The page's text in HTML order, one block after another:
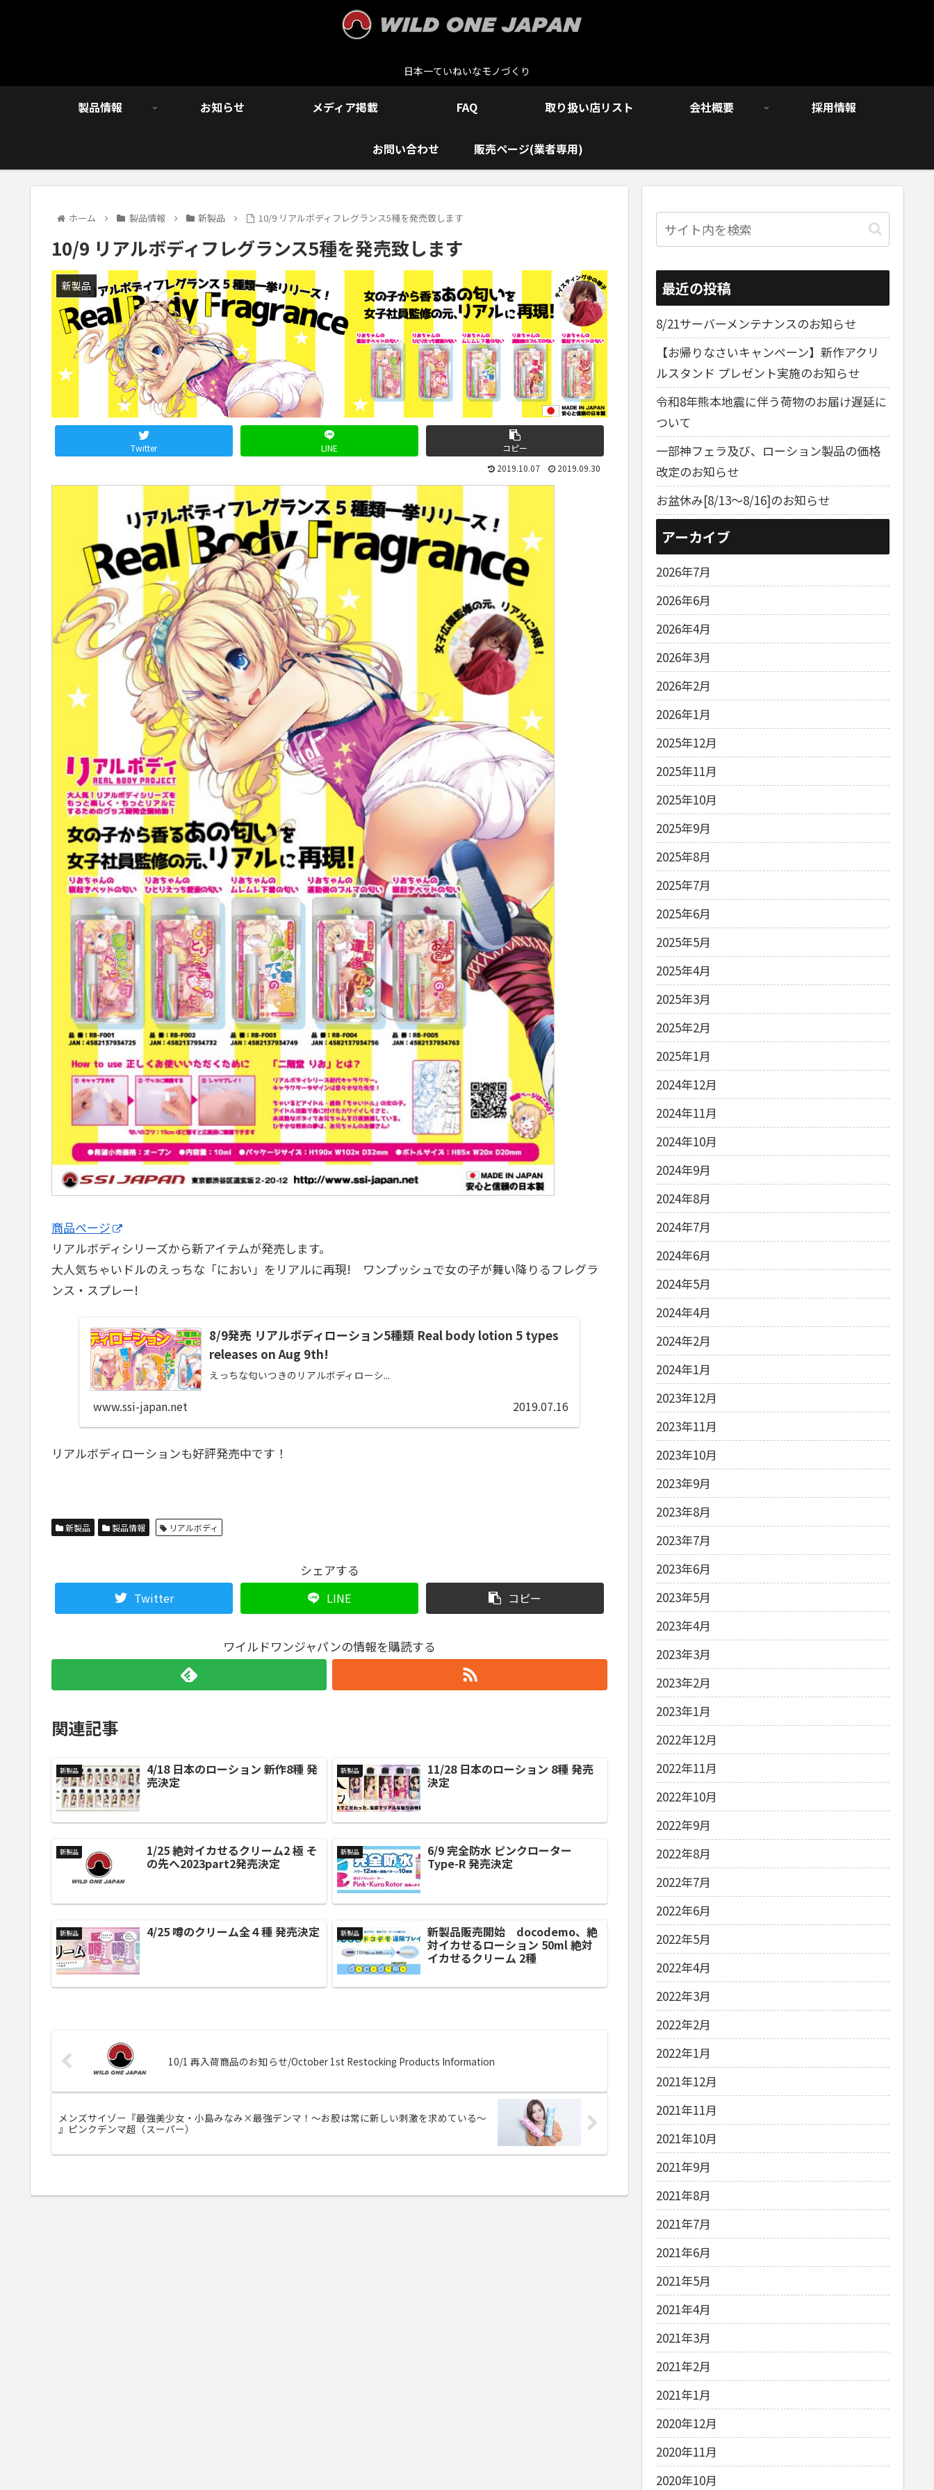
日本一ていねいなモノづくり
製品情報 お知らせ メディア掲載 FAQ 取り扱い店リスト 会社概要 採用情報
お問い合わせ 販売ページ(業者専用)
ホーム 製品情報 新製品 10/9 リアルボディフレグランス5種を発売致します
10/9 リアルボディフレグランス5種を発売致します
新製品
Twitter LINE
コピー
2019.10.07
2019.09.30
商品ページ
リアルボディシリーズから新アイテムが発売します。
大人気ちゃいドルのえっちな「におい」をリアルに再現! ワンプッシュで女の子が舞い降りるフレグラ
ンス・スプレー!
8/9発売 リアルボディローション5種類 Real body lotion 5 types
releases on Aug 9th!
えっちな匂いつきのリアルボディローシ...
www.ssi-japan.net 2019.07.16
リアルボディローションも好評発売中です！
新製品 製品情報 リアルボディ
シェアする
Twitter LINE コピー
ワイルドワンジャパンの情報を購読する
関連記事
新製品 4/18 日本のローション 新作8種 発
売決定
新製品 11/28 日本のローション 8種 発売
決定
新製品 1/25 絶対イカせるクリーム2 極 そ
の先へ2023part2発売決定
新製品 6/9 完全防水 ピンクローター
Type-R 発売決定
新製品 4/25 噂のクリーム全４種 発売決定 新製品 新製品販売開始 docodemo、絶
対イカせるローション 50ml 絶対
イカせるクリーム 2種
10/1 再入荷商品のお知らせ/October 1st Restocking Products Information
メンズサイゾー『最強美少女・小島みなみ×最強デンマ！～お股は常に新しい刺激を求めている～
』ピンクデンマ超（スーパー）
最近の投稿
8/21サーバーメンテナンスのお知らせ
【お帰りなさいキャンペーン】新作アクリ
ルスタンド プレゼント実施のお知らせ
令和8年熊本地震に伴う荷物のお届け遅延に
ついて
一部神フェラ及び、ローション製品の価格
改定のお知らせ
お盆休み[8/13～8/16]のお知らせ
アーカイブ
2026年7月
2026年6月
2026年4月
2026年3月
2026年2月
2026年1月
2025年12月
2025年11月
2025年10月
2025年9月
2025年8月
2025年7月
2025年6月
2025年5月
2025年4月
2025年3月
2025年2月
2025年1月
2024年12月
2024年11月
2024年10月
2024年9月
2024年8月
2024年7月
2024年6月
2024年5月
2024年4月
2024年2月
2024年1月
2023年12月
2023年11月
2023年10月
2023年9月
2023年8月
2023年7月
2023年6月
2023年5月
2023年4月
2023年3月
2023年2月
2023年1月
2022年12月
2022年11月
2022年10月
2022年9月
2022年8月
2022年7月
2022年6月
2022年5月
2022年4月
2022年3月
2022年2月
2022年1月
2021年12月
2021年11月
2021年10月
2021年9月
2021年8月
2021年7月
2021年6月
2021年5月
2021年4月
2021年3月
2021年2月
2021年1月
2020年12月
2020年11月
2020年10月